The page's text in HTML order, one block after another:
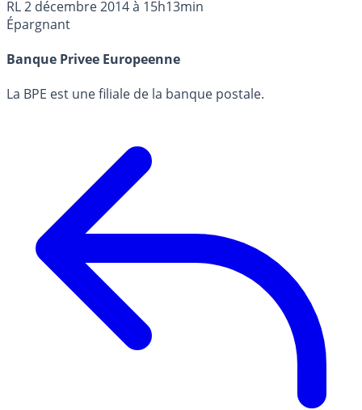
RL2 décembre 2014 à 15h13min
Épargnant
Banque Privee Europeenne
La BPE est une filiale de la banque postale.